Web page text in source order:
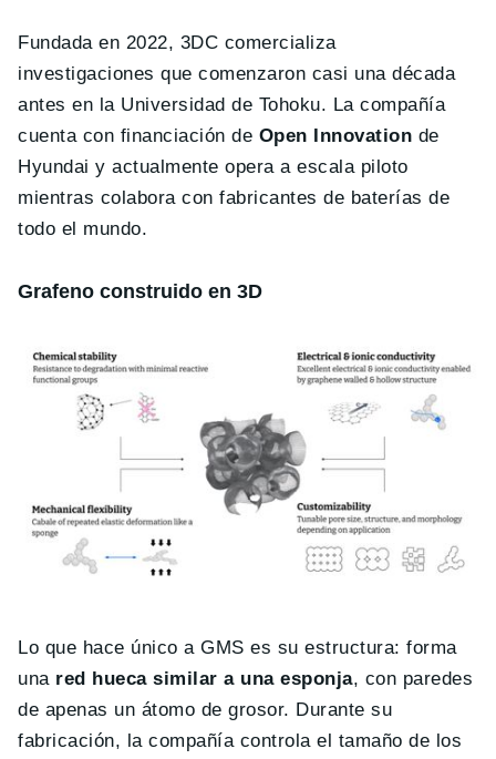
Fundada en 2022, 3DC comercializa
investigaciones que comenzaron casi una década
antes en la Universidad de Tohoku. La compañía
cuenta con financiación de Open Innovation de
Hyundai y actualmente opera a escala piloto
mientras colabora con fabricantes de baterías de
todo el mundo.
Grafeno construido en 3D
Lo que hace único a GMS es su estructura: forma
una red hueca similar a una esponja, con paredes
de apenas un átomo de grosor. Durante su
fabricación, la compañía controla el tamaño de los